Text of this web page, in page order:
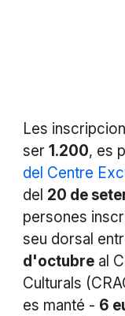
Les
ser 1.200, es
del Centre
del 20 de
persones
seu dorsal
d'octubreal
Culturals
es manté - 6